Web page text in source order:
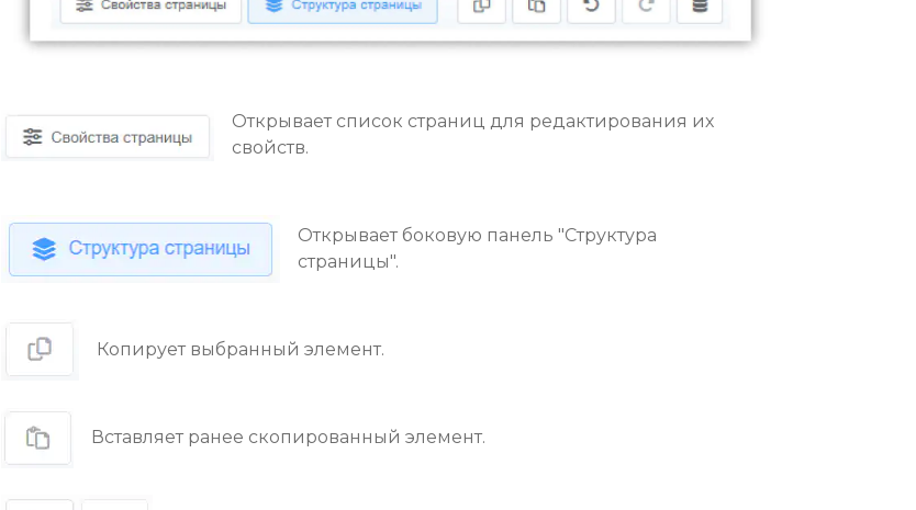
Открывает список страниц для редактирования их
свойств.
Открывает боковую панель "Cтруктура
страницы".
Копирует выбранный элемент.
Вставляет ранее скопированный элемент.